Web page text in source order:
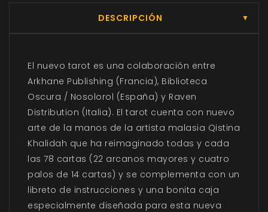
DESCRIPCIÓN ▼
El nuevo tarot es una colaboración entre
Arkhane Publishing (Francia), Biblioteca
Oscura / Nosolorol (España) y Raven
Distribution (Italia). El tarot cuenta con nuevo
arte de la manos de la artista malasia Qistina
Khalidah que ha reimaginado todas y cada
las 78 cartas (22 arcanos mayores y cuatro
palos de 14 cartas) y se complementa con un
libreto de instrucciones y una bonita caja
especialmente diseñada para esta nueva